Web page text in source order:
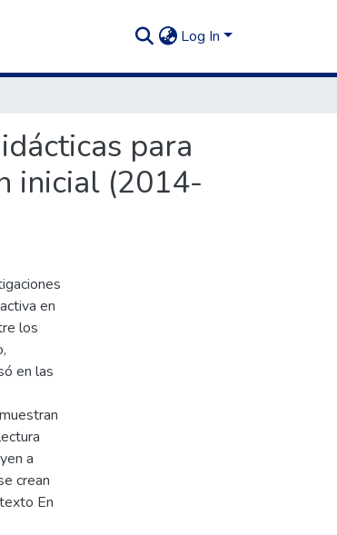
Log In
para
inicial (2014-
en
los
en las
a
crean
En